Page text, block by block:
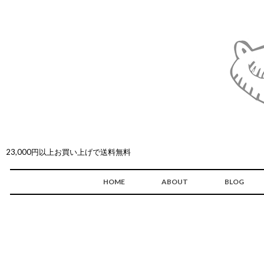
23,000円以上お買い上げで送料無料
HOME ABOUT BLOG